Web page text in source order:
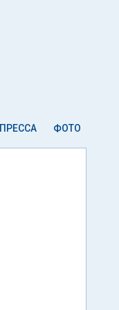
ПРЕССА ФОТО